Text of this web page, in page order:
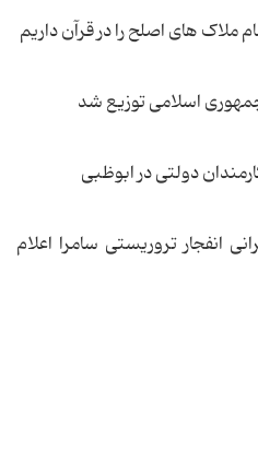
ملاک های اصلح را در قرآن داریم
اسلامی توزیع شد
دولتی در ابوظبی
انفجار تروریستی سامرا اعلام